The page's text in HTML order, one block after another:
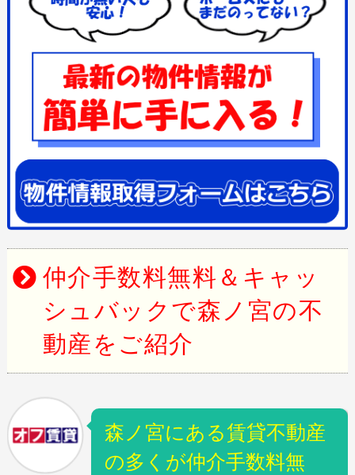
仲介手数料無料＆キャッ
シュバックで森ノ宮の不
動産をご紹介
森ノ宮にある賃貸不動産
の多くが仲介手数料無